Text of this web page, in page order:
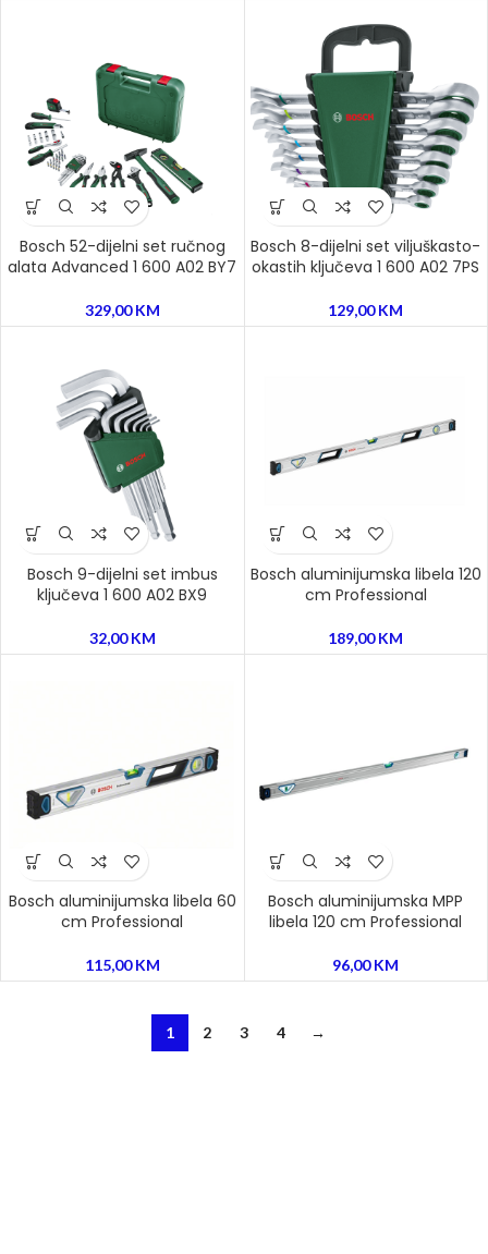
Bosch 52-dijelni set ručnog
alata Advanced 1 600 A02 BY7
329,00KM
Bosch 8-dijelni set viljuškasto-
okastih ključeva 1 600 A02 7PS
129,00KM
Bosch 9-dijelni set imbus
ključeva 1 600 A02 BX9
32,00KM
Bosch aluminijumska libela 120
cm Professional
189,00KM
Bosch aluminijumska libela 60
cm Professional
115,00KM
Bosch aluminijumska MPP
libela 120 cm Professional
96,00KM
1 2 3 4 →